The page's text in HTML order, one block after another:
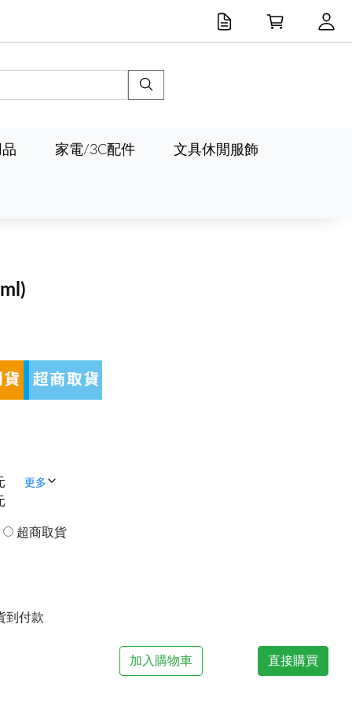
家電/3C配件 文具休閒服飾
更多
超商取貨
到付款
加入購物車 直接購買